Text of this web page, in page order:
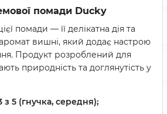
помади Ducky
помади — її делікатна дія та
вишні, який додає настрою
Продукт розроблений для
природність та доглянутість у
з 5 (гнучка, середня);